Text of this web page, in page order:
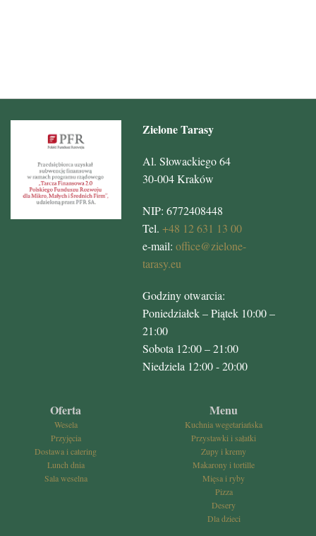
Zielone Tarasy
Al. Słowackiego 64
30-004 Kraków
NIP: 6772408448
Tel. +48 12 631 13 00
e-mail: office@zielone-
tarasy.eu
Godziny otwarcia:
Poniedziałek – Piątek 10:00 –
21:00
Sobota 12:00 – 21:00
Niedziela 12:00 - 20:00
Oferta
Wesela
Przyjęcia
Dostawa i catering
Lunch dnia
Sala weselna
Menu
Kuchnia wegetariańska
Przystawki i sałatki
Zupy i kremy
Makarony i tortille
Mięsa i ryby
Pizza
Desery
Dla dzieci